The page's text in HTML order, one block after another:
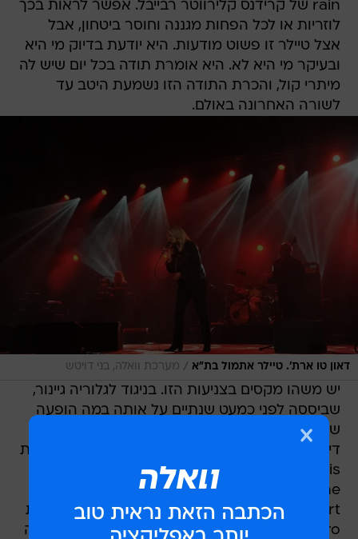
rain של קרידנס קלירווטר רבייבל. אפשר לראות בכך
לוזריות או לכל הפחות מגננה וחוסר ביטחון, אבל
אצל טיילר זו פשוט מודעות. היא יודעת בדיוק מי היא
ובעיקר מי היא לא. היא אומרת תודה בכל יום שיש לה
מיתרי קול, והכרת התודה הזו נשמעת היטב עד
לשורה האחרונה באולם.
דאון טו ארת'. טיילר אתמול בת"א / מערכת וואלה, בני דויטש
יש משהו מקסים בצניעות הזו. בניגוד לגלוריה גיינור,
שביססה לפני כמעט שנתיים על אותה במה הופעה
שלמה על שיר אחד ועדיין התייחסה לעצמה כאל
דיווה, טיילר ידעה לחלק היטב את שיריה הגדולים. את
Heartache הגיע חמישי, ביצוע מושלם ומרגש ל-
Total Eclipse of the Heart בא בשיר העשירי ואת
I Need a Hero שמרה לסוף, כשהיא סוחפת אחריה